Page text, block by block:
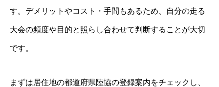
す。デメリットやコスト・手間もあるため、自分の走る
大会の頻度や目的と照らし合わせて判断することが大切
です。
まずは居住地の都道府県陸協の登録案内をチェックし、